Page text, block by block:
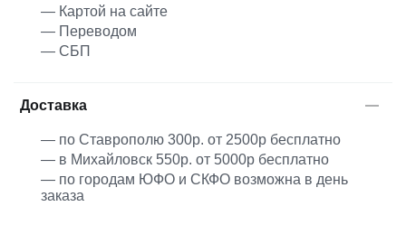
— Картой на сайте
— Переводом
— СБП
Доставка
— по Ставрополю 300р. от 2500р бесплатно
— в Михайловск 550р. от 5000р бесплатно
— по городам ЮФО и СКФО возможна в день
заказа